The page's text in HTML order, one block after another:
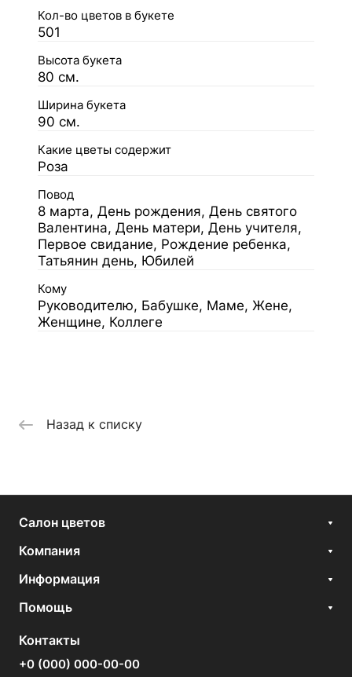
Кол-во цветов в букете
501
Высота букета
80 см.
Ширина букета
90 см.
Какие цветы содержит
Роза
Повод
8 марта, День рождения, День святого
Валентина, День матери, День учителя,
Первое свидание, Рождение ребенка,
Татьянин день, Юбилей
Кому
Руководителю, Бабушке, Маме, Жене,
Женщине, Коллеге
Назад к списку
Салон цветов
Компания
Информация
Помощь
Контакты
+0 (000) 000-00-00